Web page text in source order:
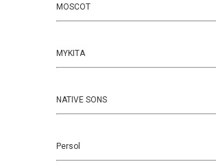
MOSCOT
MYKITA
NATIVE SONS
Persol